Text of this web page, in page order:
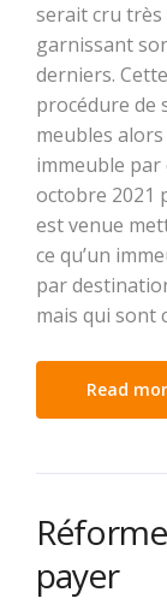
serait cru très
garnissant
derniers.
procédure de
meubles
immeuble par
octobre 2021
est venue
ce qu’un
par
mais qui sont
Read
payer